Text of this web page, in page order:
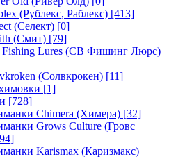
(Рублекс, Раблекс) [413]
(Селект) [0]
(Смит) [79]
Fishing Lures (СВ Фишинг Люрс)
(Солвкрокен) [11]
[1]
[728]
Chimera (Химера) [32]
Grows Culture (Гровс
Karismax (Каризмакс)